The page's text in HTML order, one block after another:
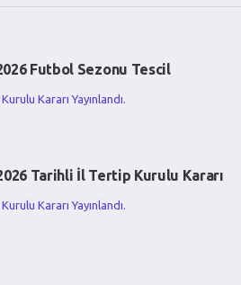
Futbol Sezonu Tescil
Kararı Yayınlandı.
Tarihli İl Tertip Kurulu Kararı
Kararı Yayınlandı.